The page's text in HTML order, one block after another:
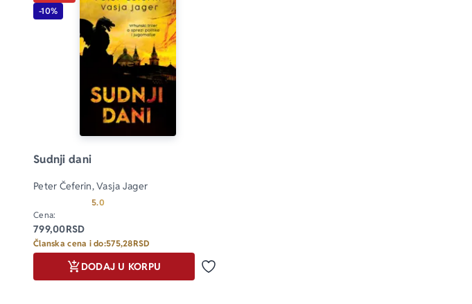
-10%
Sudnji dani
Peter Čeferin, Vasja Jager
5.0Prosecna ocena je 5.0 od 5
Cena:
799,00RSD
Članska cena i do:575,28RSD
Dodaj u omiljene
DODAJ U KORPU